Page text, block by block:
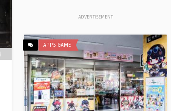
ADVERTISEMENT
APPS GAME